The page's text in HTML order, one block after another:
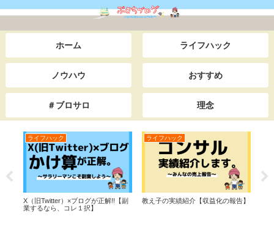
ホーム ライフハック
ノウハウ おすすめ
＃ブロサロ 理念
ライフハック
X（旧Twitter）×ブログが正解!!【副
業するなら、コレ１択】
ライフハック
教え子の実績紹介【収益化の報告】